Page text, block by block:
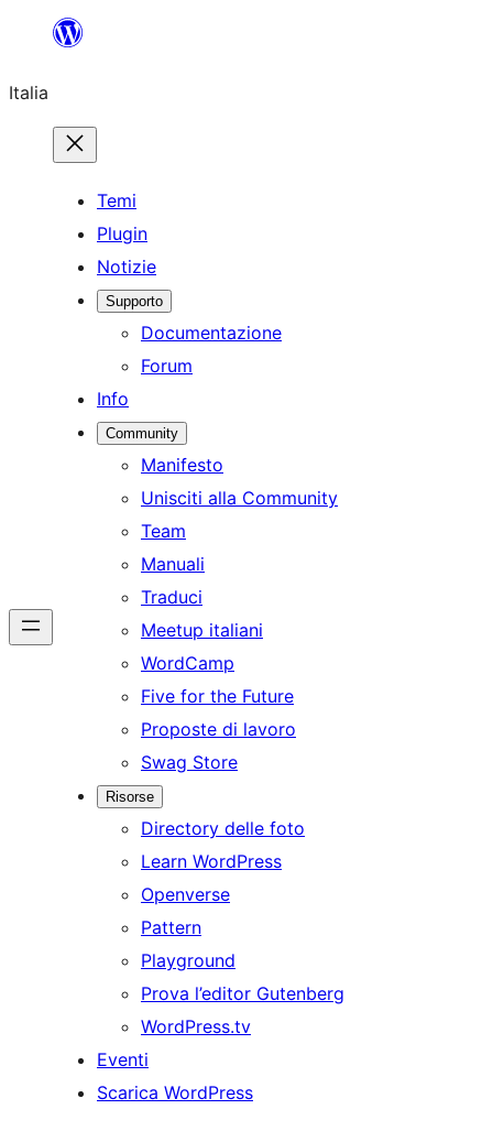
contenuto
Italia
Temi
Plugin
Notizie
Supporto
Documentazione
Forum
Info
Community
Manifesto
Unisciti alla Community
Team
Manuali
Traduci
Meetup italiani
WordCamp
Five for the Future
Proposte di lavoro
Swag Store
Risorse
Directory delle foto
Learn WordPress
Openverse
Pattern
Playground
Prova l’editor Gutenberg
WordPress.tv
Eventi
Scarica WordPress